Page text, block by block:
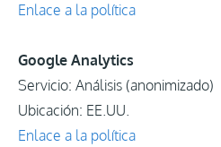
Enlace a la política
Google Analytics
Servicio: Análisis (anonimizado)
Ubicación: EE.UU.
Enlace a la política